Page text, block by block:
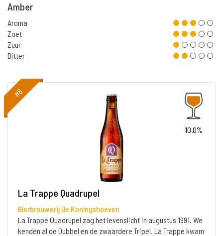
Amber
Aroma
Zoet
Zuur
Bitter
#8
10.0%
La Trappe Quadrupel
Bierbrouwerij De Koningshoeven
La Trappe Quadrupel zag het levenslicht in augustus 1991. We
kenden al de Dubbel en de zwaardere Tripel. La Trappe kwam